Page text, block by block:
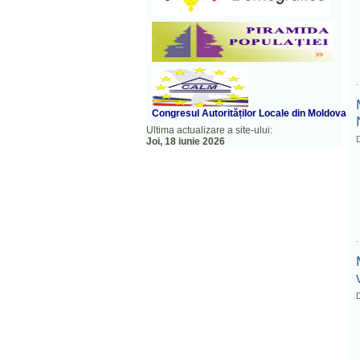
Congresul Autorităților Locale din Moldova
Ultima actualizare a site-ului:
Joi, 18 iunie 2026